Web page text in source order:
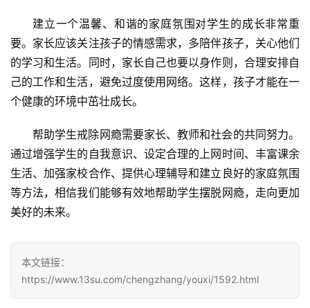
建立一个温馨、和谐的家庭氛围对学生的成长非常重
要。家长应该关注孩子的情感需求，多陪伴孩子，关心他们
的学习和生活。同时，家长自己也要以身作则，合理安排自
己的工作和生活，避免过度使用网络。这样，孩子才能在一
个健康的环境中茁壮成长。
帮助学生戒除网瘾需要家长、教师和社会的共同努力。
通过增强学生的自我意识、设定合理的上网时间、丰富课余
生活、加强家校合作、提供心理辅导和建立良好的家庭氛围
等方法，相信我们能够有效地帮助学生摆脱网瘾，走向更加
美好的未来。
本文链接：
https://www.13su.com/chengzhang/youxi/1592.html